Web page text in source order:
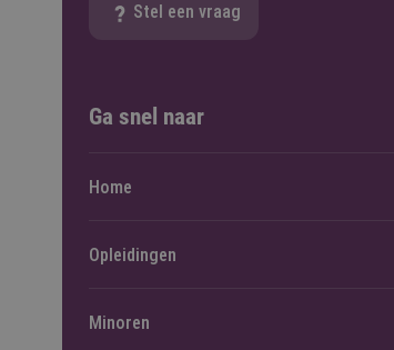
Stel een vraag
Ga snel naar
Home
Opleidingen
Minoren